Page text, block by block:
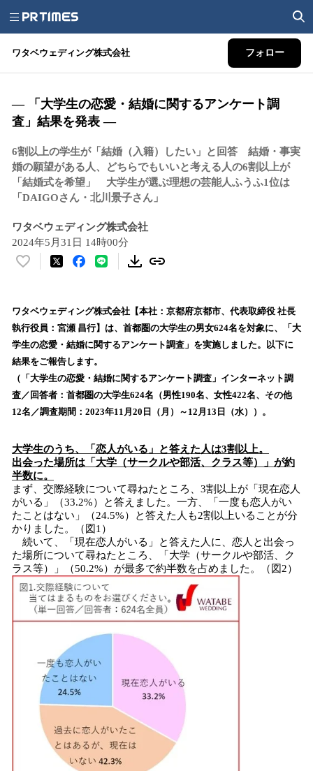
ワタベウェディング株式会社 フォロー
― 「大学生の恋愛・結婚に関するアンケート調
査」結果を発表 ―
6割以上の学生が「結婚（入籍）したい」と回答 結婚・事実
婚の願望がある人、どちらでもいいと考える人の6割以上が
「結婚式を希望」 大学生が選ぶ理想の芸能人ふうふ1位は
「DAIGOさん・北川景子さん」
ワタベウェディング株式会社
2024年5月31日 14時00分
い
！
数
を
読
込
み
中
す
ワタベウェディング株式会社【本社：京都府京都市、代表取締役 社長
執行役員：宮瀬 昌行】は、首都圏の大学生の男女624名を対象に、「大
学生の恋愛・結婚に関するアンケート調査」を実施しました。以下に
結果をご報告します。
（「大学生の恋愛・結婚に関するアンケート調査」インターネット調
査／回答者：首都圏の大学生624名（男性190名、女性422名、その他
12名／調査期間：2023年11月20日（月）～12月13日（水））。
大学生のうち、「恋人がいる」と答えた人は3割以上。
出会った場所は「大学（サークルや部活、クラス等）」が約
半数に。
まず、交際経験について尋ねたところ、3割以上が「現在恋人
がいる」（33.2%）と答えました。一方、「一度も恋人がい
たことはない」（24.5%）と答えた人も2割以上いることが分
かりました。（図1）
続いて、「現在恋人がいる」と答えた人に、恋人と出会っ
た場所について尋ねたところ、「大学（サークルや部活、ク
ラス等）」（50.2%）が最多で約半数を占めました。（図2）